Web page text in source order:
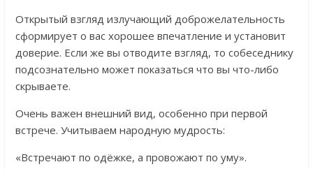
Открытый взгляд излучающий доброжелательность
сформирует о вас хорошее впечатление и установит
доверие. Если же вы отводите взгляд, то собеседнику
подсознательно может показаться что вы что-либо
скрываете.
Очень важен внешний вид, особенно при первой
встрече. Учитываем народную мудрость:
«Встречают по одёжке, а провожают по уму».